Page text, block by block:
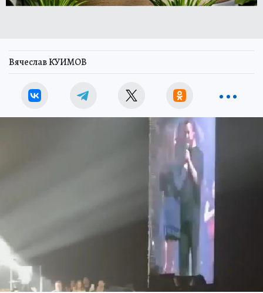
Вячеслав КУИМОВ